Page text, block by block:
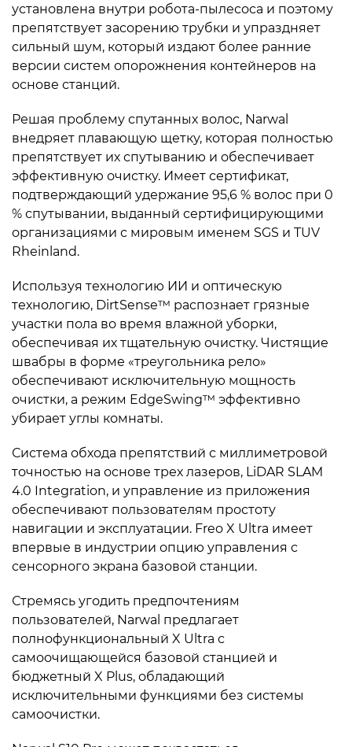
установлена внутри робота-пылесоса и поэтому
препятствует засорению трубки и упраздняет
сильный шум, который издают более ранние
версии систем опорожнения контейнеров на
основе станций.
Решая проблему спутанных волос, Narwal
внедряет плавающую щетку, которая полностью
препятствует их спутыванию и обеспечивает
эффективную очистку. Имеет сертификат,
подтверждающий удержание 95,6 % волос при 0
% спутывании, выданный сертифицирующими
организациями с мировым именем SGS и TUV
Rheinland.
Используя технологию ИИ и оптическую
технологию, DirtSense™ распознает грязные
участки пола во время влажной уборки,
обеспечивая их тщательную очистку. Чистящие
швабры в форме «треугольника рело»
обеспечивают исключительную мощность
очистки, а режим EdgeSwing™ эффективно
убирает углы комнаты.
Система обхода препятствий с миллиметровой
точностью на основе трех лазеров, LiDAR SLAM
4.0 Integration, и управление из приложения
обеспечивают пользователям простоту
навигации и эксплуатации. Freo X Ultra имеет
впервые в индустрии опцию управления с
сенсорного экрана базовой станции.
Стремясь угодить предпочтениям
пользователей, Narwal предлагает
полнофункциональный X Ultra с
самоочищающейся базовой станцией и
бюджетный X Plus, обладающий
исключительными функциями без системы
самоочистки.